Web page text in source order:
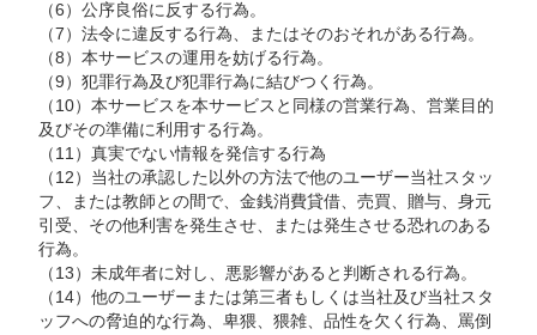
（6）公序良俗に反する行為。
（7）法令に違反する行為、またはそのおそれがある行為。
（8）本サービスの運用を妨げる行為。
（9）犯罪行為及び犯罪行為に結びつく行為。
（10）本サービスを本サービスと同様の営業行為、営業目的
及びその準備に利用する行為。
（11）真実でない情報を発信する行為
（12）当社の承認した以外の方法で他のユーザー当社スタッ
フ、または教師との間で、金銭消費貸借、売買、贈与、身元
引受、その他利害を発生させ、または発生させる恐れのある
行為。
（13）未成年者に対し、悪影響があると判断される行為。
（14）他のユーザーまたは第三者もしくは当社及び当社スタ
ッフへの脅迫的な行為、卑猥、猥雑、品性を欠く行為、罵倒